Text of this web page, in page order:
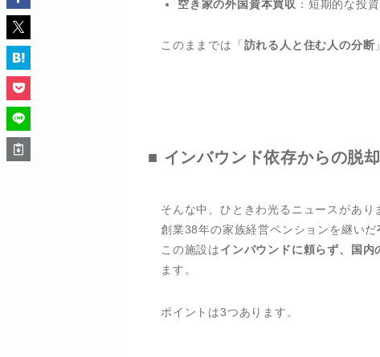
空き家の外国資本買収 ：短期的な投
このままでは「 訪れる人と住む人の分断
■ インバウンド依存からの脱
そんな中、ひときわ光るニュースがあり
創業38年の家族経営ペンションを継いだ
この施設はインバウンドに頼らず、国
ます。
ポイントは3つあります。